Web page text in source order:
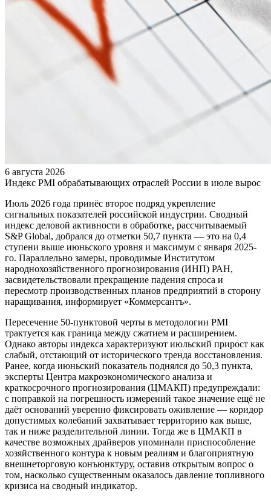
6 августа 2026
Индекс PMI обрабатывающих отраслей России в июле вырос
Июль 2026 года принёс второе подряд укрепление
сигнальных показателей российской индустрии. Сводный
индекс деловой активности в обработке, рассчитываемый
S&P Global, добрался до отметки 50,7 пункта — это на 0,4
ступени выше июньского уровня и максимум с января 2025-
го. Параллельно замеры, проводимые Институтом
народнохозяйственного прогнозирования (ИНП) РАН,
засвидетельствовали прекращение падения спроса и
пересмотр производственных планов предприятий в сторону
наращивания, информирует «Коммерсантъ».
Пересечение 50-пунктовой черты в методологии PMI
трактуется как граница между сжатием и расширением.
Однако авторы индекса характеризуют июльский прирост как
слабый, отстающий от исторического тренда восстановления.
Ранее, когда июньский показатель поднялся до 50,3 пункта,
эксперты Центра макроэкономического анализа и
краткосрочного прогнозирования (ЦМАКП) предупреждали:
с поправкой на погрешность измерений такое значение ещё не
даёт оснований уверенно фиксировать оживление — коридор
допустимых колебаний захватывает территорию как выше,
так и ниже разделительной линии. Тогда же в ЦМАКП в
качестве возможных драйверов упоминали приспособление
хозяйственного контура к новым реалиям и благоприятную
внешнеторговую конъюнктуру, оставив открытым вопрос о
том, насколько существенным оказалось давление топливного
кризиса на сводный индикатор.